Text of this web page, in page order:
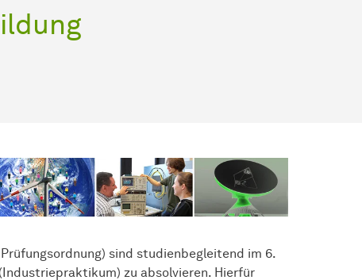
sind studienbegleitend im 6.
zu absolvieren. Hierfür